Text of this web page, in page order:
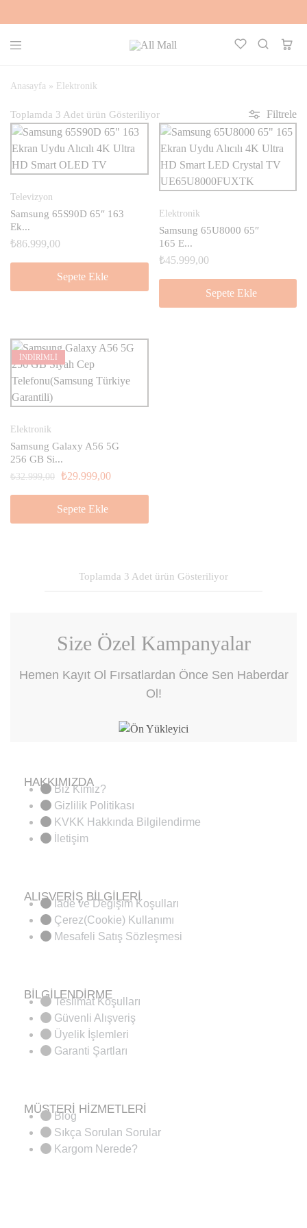
Al
Anasayfa » Elektronik
Filtrele
Toplamda 3 Adet ürün
Televizyon
Samsung 65S90D 65″ 163
Ek...
₺86.999,00
Sepete Ekle
Elektronik
Samsung 65U8000 65″
165 E...
₺45.999,00
Sepete Ekle
İNDİRİMLİ
Elektronik
Samsung Galaxy A56 5G
256 GB Si...
₺32.999,00 ₺29.999,00
Sepete Ekle
Toplamda 3 Adet ürün
Size Özel Kampanyalar
Hemen Kayıt Ol Fırsatlardan Önce Sen Haberdar
Ol!
HAKKIMIZDA
Biz Kimiz?
Gizlilik Politikası
KVKK Hakkında Bilgilendirme
İletişim
ALIŞVERİŞ BİLGİLERİ
İade ve Değişim Koşulları
Çerez(Cookie) Kullanımı
Mesafeli Satış Sözleşmesi
BİLGİLENDİRME
Teslimat Koşulları
Güvenli Alışveriş
Üyelik İşlemleri
Garanti Şartları
MÜŞTERİ HİZMETLERİ
Blog
Sıkça Sorulan Sorular
Kargom Nerede?